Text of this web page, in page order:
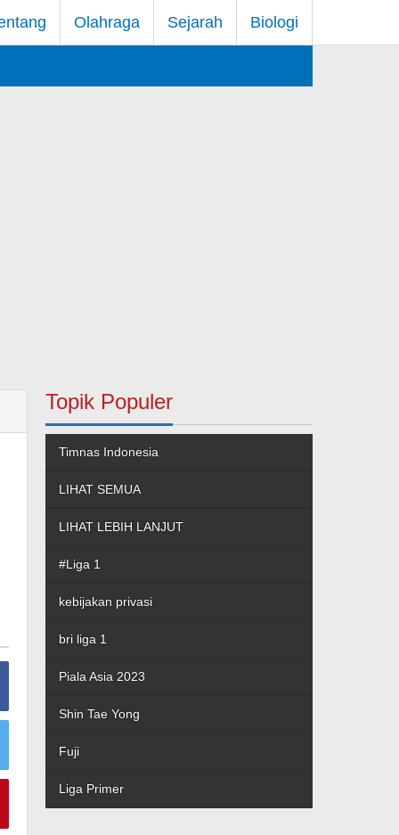
Olahraga Sejarah Biologi
Topik Populer
Timnas Indonesia
LIHAT SEMUA
LIHAT LEBIH LANJUT
#Liga 1
kebijakan privasi
bri liga 1
Piala Asia 2023
Shin Tae Yong
Fuji
Liga Primer